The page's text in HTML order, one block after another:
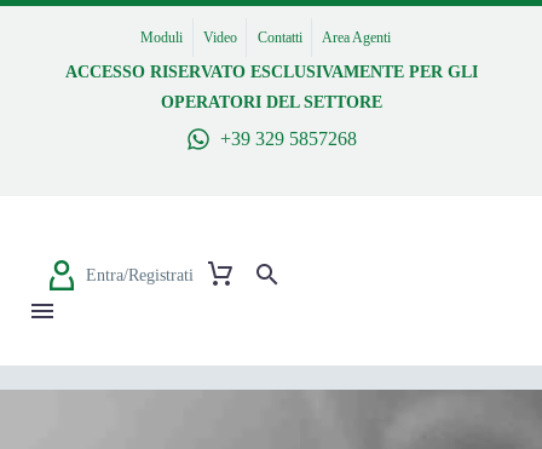
Moduli Video Contatti Area Agenti
ACCESSO RISERVATO ESCLUSIVAMENTE PER GLI
OPERATORI DEL SETTORE
+39 329 5857268
Entra/Registrati